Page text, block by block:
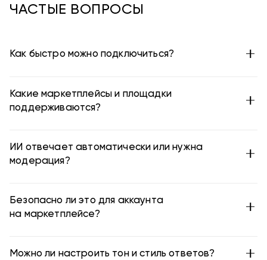
ЧАСТЫЕ ВОПРОСЫ
Как быстро можно подключиться?
Какие маркетплейсы и площадки
поддерживаются?
ИИ отвечает автоматически или нужна
модерация?
Безопасно ли это для аккаунта
на маркетплейсе?
Можно ли настроить тон и стиль ответов?